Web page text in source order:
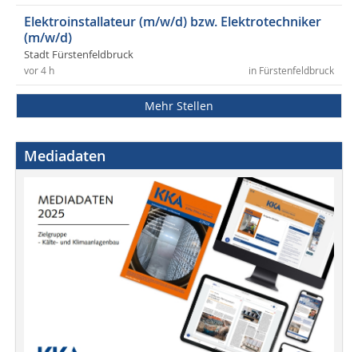
Elektroinstallateur (m/w/d) bzw. Elektrotechniker
(m/w/d)
Stadt Fürstenfeldbruck
in Fürstenfeldbruck
vor 4 h
Mehr Stellen
Mediadaten